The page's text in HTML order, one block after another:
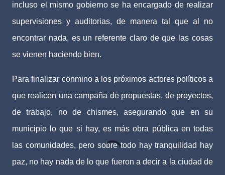
incluso el mismo gobierno se ha encargado de realizar
supervisiones y auditorias, de manera tal que al no
encontrar nada, es un referente claro de que las cosas
se vienen haciendo bien.
Para finalizar conmino a los próximos actores políticos a
que realicen una campaña de propuestas, de proyectos,
de trabajo, no de chismes, asegurando que en su
municipio lo que si hay, es más obra pública en todas
las comunidades, pero sobre todo hay tranquilidad hay
paz, no hay nada de lo que fueron a decir a la ciudad de